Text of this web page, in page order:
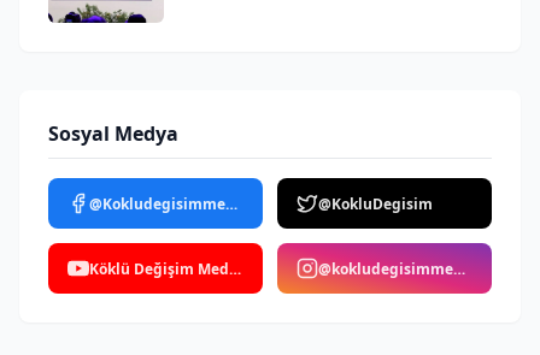
Sosyal Medya
@Kokludegisimmedya @KokluDegisim
Köklü Değişim Medya @kokludegisimmedya